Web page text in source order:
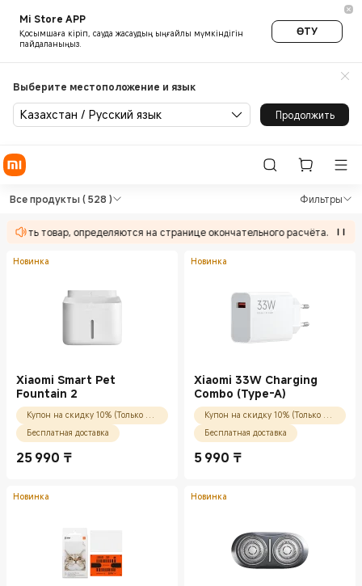
Mi Store APP
Қосымшаға кіріп, сауда жасаудың ыңғайлы мүмкіндігін
пайдаланыңыз.
ӨТУ
Выберите местоположение и язык
Казахстан / Русский язык Продолжить
Shop in Xiaomi Official Store
Все продукты ( 528 ) Фильтры
товар, определяются на странице окончательного расчёта.
Shop in Xiaomi Official Store
Новинка
Xiaomi Smart Pet
Fountain 2
Купон на скидку 10% (Только для новых пользователей)
Бесплатная доставка
25 990 ₸
Current Price ₸25990.00
Новинка
Xiaomi 33W Charging
Combo (Type-A)
Купон на скидку 10% (Только для новых пользователей)
Бесплатная доставка
5 990 ₸
Current Price ₸5990.00
Новинка Новинка